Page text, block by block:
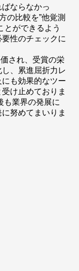
ならなかっ
の比較を”他覚測
とができるよう
性のチェックに
され、受賞の栄
、累進屈折力レ
も効果的なツー
け止めておりま
も業界の発展に
努めてまいりま